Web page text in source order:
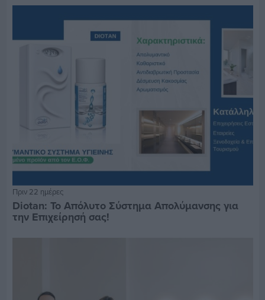
Πριν 22 ημέρες
Diotan: Το Απόλυτο Σύστημα Απολύμανσης για
την Επιχείρησή σας!